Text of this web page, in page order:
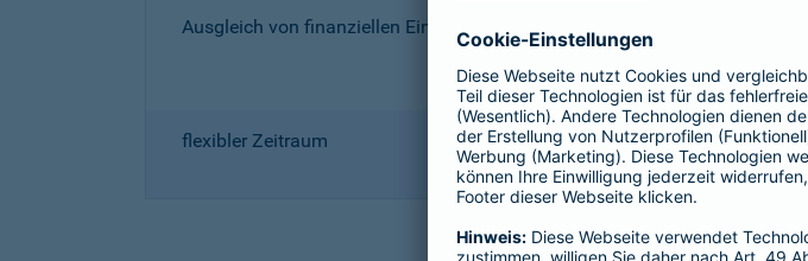
Ausgleich von finanziellen Einbußen
die Ihnen
Ihnen wegen
Fahrerkreises
flexibler Zeitraum
1, 2 oder 3
1, 2 oder 3